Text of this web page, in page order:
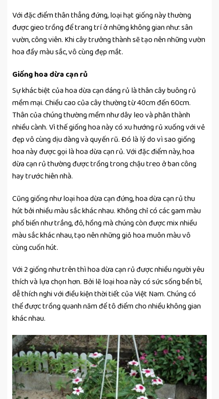
Với đặc điểm thân thẳng đứng, loại hạt giống này thường
được gieo trồng để trang trí ở những không gian như: sân
vườn, công viên. Khi cây trưởng thành sẽ tạo nên những vườn
hoa đầy màu sắc, vô cùng đẹp mắt.
Giống hoa dừa cạn rủ
Sự khác biệt của hoa dừa cạn dáng rủ là thân cây buông rủ
mềm mại. Chiều cao của cây thường từ 40cm đến 60cm.
Thân của chúng thường mềm như dây leo và phân thành
nhiều cành. Vì thế giống hoa này có xu hướng rủ xuống với vẻ
đẹp vô cùng dịu dàng và quyến rũ. Đó là lý do vì sao giống
hoa này được gọi là hoa dừa cạn rủ. Với đặc điểm này, hoa
dừa cạn rủ thường được trồng trong chậu treo ở ban công
hay trước hiên nhà.
Cũng giống như loại hoa dừa cạn đứng, hoa dừa cạn rủ thu
hút bởi nhiều màu sắc khác nhau. Không chỉ có các gam màu
phổ biến như trắng, đỏ, hồng mà chúng còn được mix nhiều
màu sắc khác nhau, tạo nên những giỏ hoa muôn màu vô
cùng cuốn hút.
Với 2 giống như trên thì hoa dừa cạn rủ được nhiều người yêu
thích và lựa chọn hơn. Bởi lẽ loại hoa này có sức sống bền bỉ,
dễ thích nghi với điều kiện thời tiết của Việt Nam. Chúng có
thể được trồng quanh năm để tô điểm cho nhiều không gian
khác nhau.